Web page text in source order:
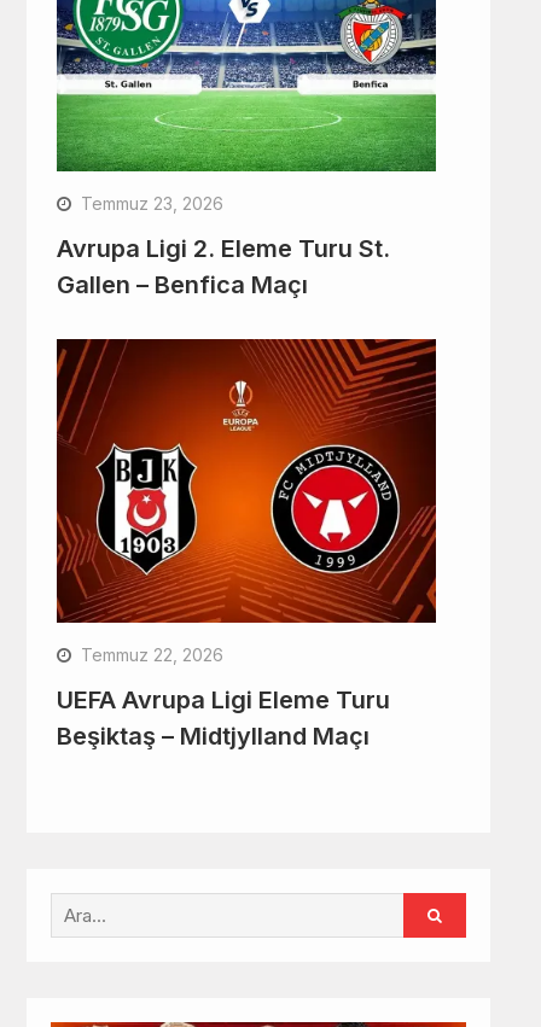
Temmuz 23, 2026
Avrupa Ligi 2. Eleme Turu St.
Gallen – Benfica Maçı
Temmuz 22, 2026
UEFA Avrupa Ligi Eleme Turu
Beşiktaş – Midtjylland Maçı